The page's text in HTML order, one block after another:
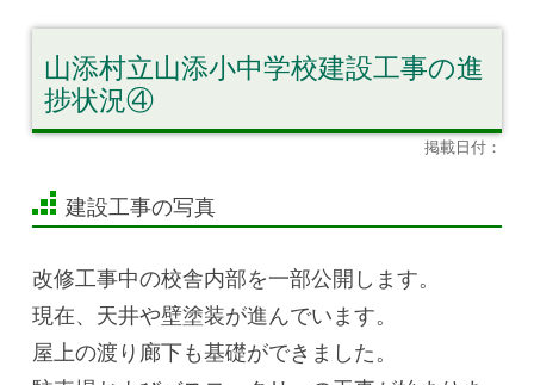
山添村立山添小中学校建設工事の進
捗状況④
掲載日付：
建設工事の写真
改修工事中の校舎内部を一部公開します。
現在、天井や壁塗装が進んでいます。
屋上の渡り廊下も基礎ができました。